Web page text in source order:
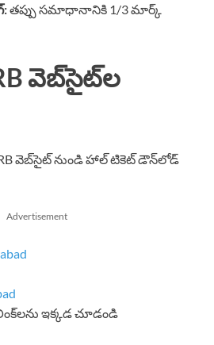
తప్పు సమాధానానికి 1/3 మార్క్
వెబ్‌సైట్‌ల
వెబ్‌సైట్ నుండి హాల్ టికెట్ డౌన్‌లోడ్
Advertisement
ఇక్కడ చూడండి